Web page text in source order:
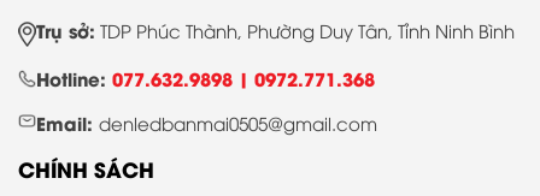
Trụ sở: TDP Phúc Thành, Phường Duy Tân, Tỉnh Ninh Bình
Hotline: 077.632.9898 | 0972.771.368
Email: denledbanmai0505@gmail.com
CHÍNH SÁCH